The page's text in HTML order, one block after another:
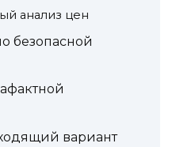
анализ цен
безопасной
вариант